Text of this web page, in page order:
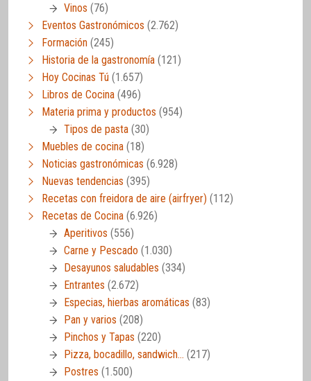
Vinos (76)
Eventos Gastronómicos (2.762)
Formación (245)
Historia de la gastronomía (121)
Hoy Cocinas Tú (1.657)
Libros de Cocina (496)
Materia prima y productos (954)
Tipos de pasta (30)
Muebles de cocina (18)
Noticias gastronómicas (6.928)
Nuevas tendencias (395)
Recetas con freidora de aire (airfryer) (112)
Recetas de Cocina (6.926)
Aperitivos (556)
Carne y Pescado (1.030)
Desayunos saludables (334)
Entrantes (2.672)
Especias, hierbas aromáticas (83)
Pan y varios (208)
Pinchos y Tapas (220)
Pizza, bocadillo, sandwich… (217)
Postres (1.500)